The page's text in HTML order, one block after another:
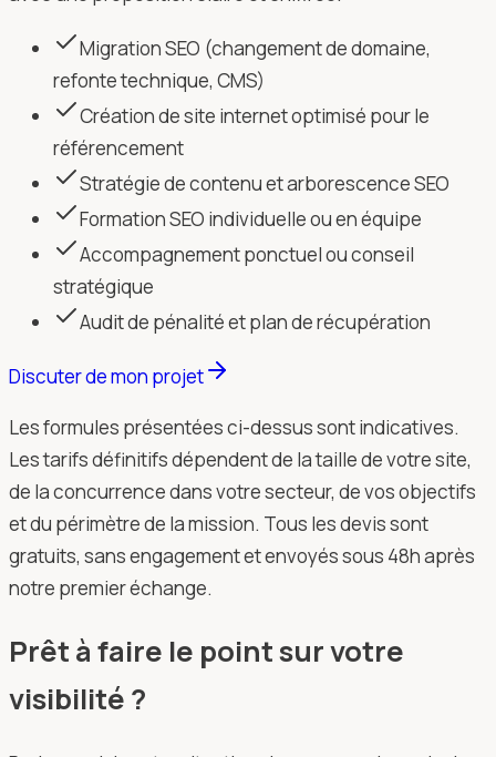
Migration SEO (changement de domaine,
refonte technique, CMS)
Création de site internet optimisé pour le
référencement
Stratégie de contenu et arborescence SEO
Formation SEO individuelle ou en équipe
Accompagnement ponctuel ou conseil
stratégique
Audit de pénalité et plan de récupération
Discuter de mon projet
Les formules présentées ci-dessus sont indicatives.
Les tarifs définitifs dépendent de la taille de votre site,
de la concurrence dans votre secteur, de vos objectifs
et du périmètre de la mission. Tous les devis sont
gratuits, sans engagement et envoyés sous 48h après
notre premier échange.
Prêt à faire le point sur votre
visibilité ?